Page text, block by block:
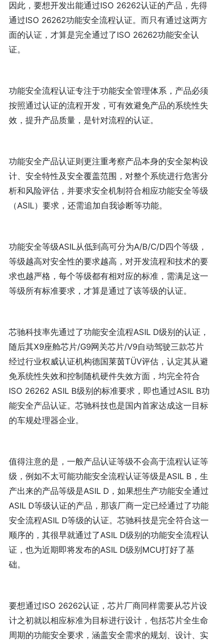
因此，要想开发出能通过ISO 26262认证的产品，先得
通过ISO 26262功能安全流程认证。而只有通过这两方
面的认证，才算是完全通过了ISO 26262功能安全认
证。
功能安全流程认证专注于功能安全管理体系，产品必须
按照通过认证的流程开发，可有效避免产品的系统性失
效，提升产品质量，是针对流程的认证。
功能安全产品认证则更注重考察产品本身的安全架构设
计、安全特性及安全覆盖范围，对整个系统进行危害分
析和风险评估，并要求安全机制符合相应功能安全等级
（ASIL）要求，还需追加自我诊断等功能。
功能安全等级ASIL从低到高可分为A/B/C/D四个等级，
等级越高对安全性的要求越高，对开发流程和技术的要
求也越严格，每个等级都有相对应的标准，需满足这一
等级所有标准要求，才算是通过了该等级的认证。
芯驰科技率先通过了功能安全流程ASIL D级别的认证，
随后其X9座舱芯片/G9网关芯片/V9自动驾驶三款芯片
经过行业权威认证机构德国莱茵TÜV评估，认定其从避
免系统性失效和控制随机硬件失效方面，均完全符合
ISO 26262 ASIL B级别的标准要求，即也通过ASIL B功
能安全产品认证。芯驰科技也是国内首家达成这一目标
的车规处理器企业。
值得注意的是，一般产品认证等级不会高于流程认证等
级，例如不太可能功能安全流程认证等级是ASIL B，生
产出来的产品等级是ASIL D，如果想生产功能安全通过
ASIL D等级认证的产品，那该厂商一定已经通过了功能
安全流程ASIL D等级的认证。芯驰科技是完全符合这一
顺序的，其很早就通过了ASIL D级别的功能安全流程认
证，也为近期即将发布的ASIL D级别MCU打好了基
础。
要想通过ISO 26262认证，芯片厂商同样需要从芯片设
计之初就以相应标准为目标进行设计，包括芯片全生命
周期的功能安全要求，涵盖安全需求的规划、设计、实